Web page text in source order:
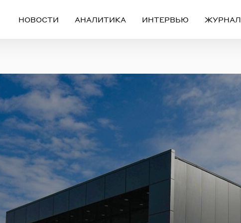
НОВОСТИ АНАЛИТИКА ИНТЕРВЬЮ ЖУРНАЛ
Вход Регистрация
ЧЕРЕЗ СОЦИАЛЬНЫЕ СЕТИ
FACEBOOK
Email